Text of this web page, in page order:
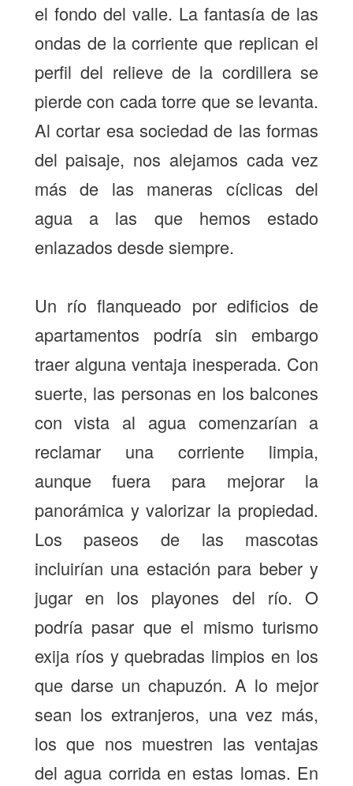
el fondo del valle. La fantasía de las
ondas de la corriente que replican el
perfil del relieve de la cordillera se
pierde con cada torre que se levanta.
Al cortar esa sociedad de las formas
del paisaje, nos alejamos cada vez
más de las maneras cíclicas del
agua a las que hemos estado
enlazados desde siempre.
Un río flanqueado por edificios de
apartamentos podría sin embargo
traer alguna ventaja inesperada. Con
suerte, las personas en los balcones
con vista al agua comenzarían a
reclamar una corriente limpia,
aunque fuera para mejorar la
panorámica y valorizar la propiedad.
Los paseos de las mascotas
incluirían una estación para beber y
jugar en los playones del río. O
podría pasar que el mismo turismo
exija ríos y quebradas limpios en los
que darse un chapuzón. A lo mejor
sean los extranjeros, una vez más,
los que nos muestren las ventajas
del agua corrida en estas lomas. En